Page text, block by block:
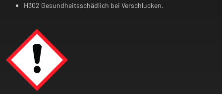
H302 Gesundheitsschädlich bei Verschlucken.